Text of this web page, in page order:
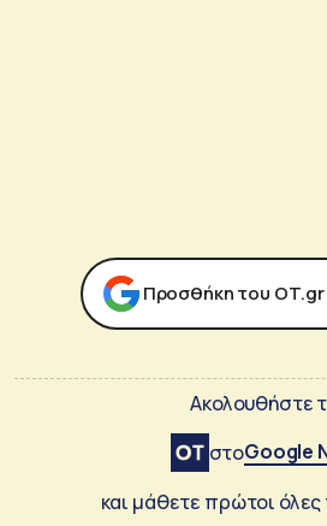
Προσθήκη του
Ακολουθήστε
στοGoogle
και μάθετε πρώτοι όλες